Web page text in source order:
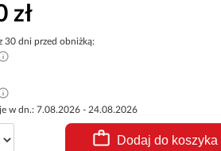
zł
30 dni przed obniżką:
w dn.: 7.08.2026 - 24.08.2026
Dodaj do koszyka